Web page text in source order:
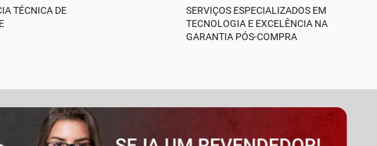
TÉCNICA DE
SERVIÇOS ESPECIALIZADOS EM
TECNOLOGIA E EXCELÊNCIA NA
GARANTIA PÓS-COMPRA